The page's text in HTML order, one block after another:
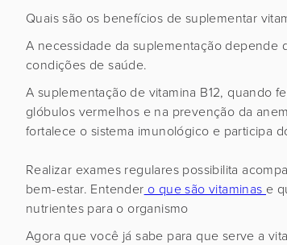
Quais são os benefícios de suplementar
A necessidade da suplementação depende
condições de saúde.
A suplementação de vitamina B12, quando
glóbulos vermelhos e na prevenção da
fortalece o sistema imunológico e participa
Realizar exames regulares possibilita
bem-estar. Entender o que são vitaminas e
nutrientes para o organismo
Agora que você já sabe para que serve a